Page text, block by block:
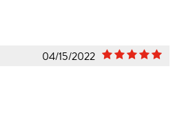
04/15/2022